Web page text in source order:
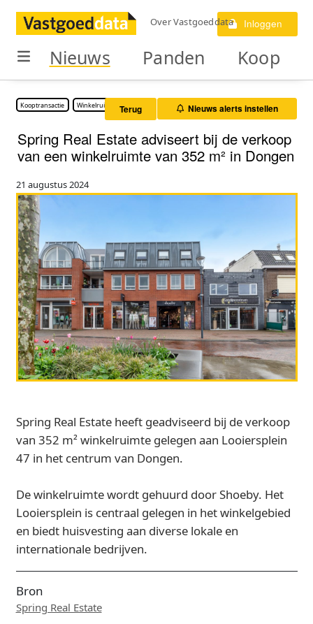
Over Vastgoeddata Inloggen
Nieuws Panden Koop
Kooptransactie Winkelruimte Terug Nieuws alerts instellen
Spring Real Estate adviseert bij de verkoop
van een winkelruimte van 352 m² in Dongen
21 augustus 2024
Spring Real Estate heeft geadviseerd bij de verkoop
van 352 m² winkelruimte gelegen aan Looiersplein
47 in het centrum van Dongen.
De winkelruimte wordt gehuurd door Shoeby. Het
Looiersplein is centraal gelegen in het winkelgebied
en biedt huisvesting aan diverse lokale en
internationale bedrijven.
Bron
Spring Real Estate